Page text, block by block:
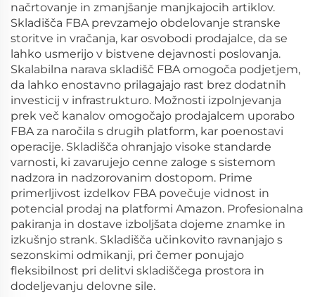
načrtovanje in zmanjšanje manjkajocih artiklov.
Skladišča FBA prevzamejo obdelovanje stranske
storitve in vračanja, kar osvobodi prodajalce, da se
lahko usmerijo v bistvene dejavnosti poslovanja.
Skalabilna narava skladišč FBA omogoča podjetjem,
da lahko enostavno prilagajajo rast brez dodatnih
investicij v infrastrukturo. Možnosti izpolnjevanja
prek več kanalov omogočajo prodajalcem uporabo
FBA za naročila s drugih platform, kar poenostavi
operacije. Skladišča ohranjajo visoke standarde
varnosti, ki zavarujejo cenne zaloge s sistemom
nadzora in nadzorovanim dostopom. Prime
primerljivost izdelkov FBA povečuje vidnost in
potencial prodaj na platformi Amazon. Profesionalna
pakiranja in dostave izboljšata dojeme znamke in
izkušnjo strank. Skladišča učinkovito ravnanjajo s
sezonskimi odmikanji, pri čemer ponujajo
fleksibilnost pri delitvi skladiščega prostora in
dodeljevanju delovne sile.